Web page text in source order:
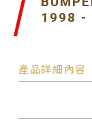
1998 -
產品詳細內容